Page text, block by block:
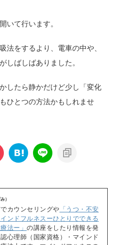
いて行います。
法をするより、電車の中や、
しばしばありました。
したら静かだけど少し「変化
ひとつの方法かもしれませ
）
カウンセリングや 「うつ・不安
ンドフルネスーひとりでできる
法ー」 の講座をしたり情報を発
心理師（国家資格）・マインド